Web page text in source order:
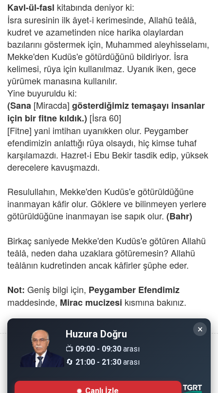
Kavl-ül-fasl kitabında deniyor ki:
İsra suresinin ilk âyet-i kerimesinde, Allahü teâlâ,
kudret ve azametinden nice harika olaylardan
bazılarını göstermek için, Muhammed aleyhisselamı,
Mekke'den Kudüs'e götürdüğünü bildiriyor. İsra
kelimesi, rüya için kullanılmaz. Uyanık iken, gece
yürümek manasına kullanılır.
Yine buyuruldu ki:
(Sana [Miracda] gösterdiğimiz temaşayı insanlar
için bir fitne kıldık.) [İsra 60]
[Fitne] yani imtihan uyanıkken olur. Peygamber
efendimizin anlattığı rüya olsaydı, hiç kimse tuhaf
karşılamazdı. Hazret-i Ebu Bekir tasdik edip, yüksek
derecelere kavuşmazdı.
Resulullahın, Mekke'den Kudüs'e götürüldüğüne
inanmayan kâfir olur. Göklere ve bilinmeyen yerlere
götürüldüğüne inanmayan ise sapık olur. (Bahr)
Birkaç saniyede Mekke'den Kudüs'e götüren Allahü
teâlâ, neden daha uzaklara götüremesin? Allahü
teâlânın kudretinden ancak kâfirler şüphe eder.
Not: Geniş bilgi için, Peygamber Efendimiz
maddesinde, Mirac mucizesi kısmına bakınız.
×
Huzura Doğru
📺 09:00 - 09:30 arası
🔄 21:00 - 21:30 arası
Canlı İzle